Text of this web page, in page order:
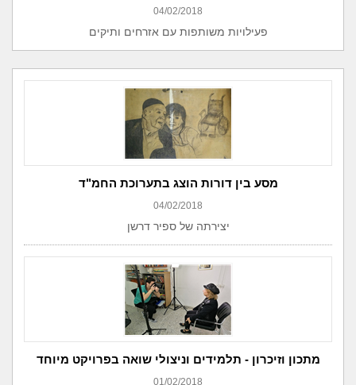
04/02/2018
פעילויות משותפות עם אזרחים ותיקים
מסע בין דורות הוצג בתערוכת החמ"ד
04/02/2018
יצירתה של ספיר דרשן
מתכון וזיכרון - תלמידים וניצולי שואה בפרויקט מיוחד
01/02/2018